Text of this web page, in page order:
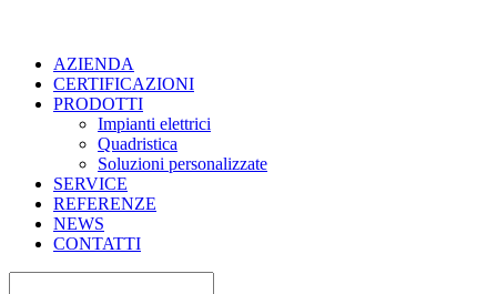
AZIENDA
CERTIFICAZIONI
PRODOTTI
Impianti elettrici
Quadristica
Soluzioni personalizzate
SERVICE
REFERENZE
NEWS
CONTATTI